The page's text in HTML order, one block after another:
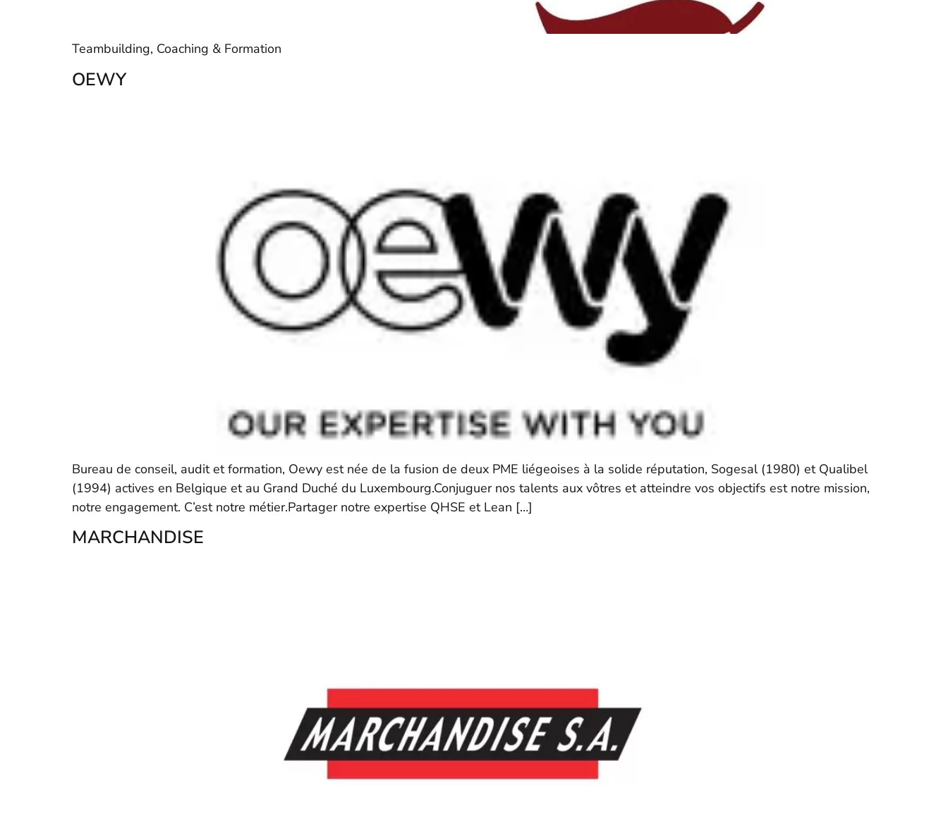
Teambuilding, Coaching & Formation
OEWY
Bureau de conseil, audit et formation, Oewy est née de la fusion de deux PME liégeoises à la solide réputation, Sogesal (1980) et Qualibel
(1994) actives en Belgique et au Grand Duché du Luxembourg.Conjuguer nos talents aux vôtres et atteindre vos objectifs est notre mission,
notre engagement. C’est notre métier.Partager notre expertise QHSE et Lean […]
MARCHANDISE